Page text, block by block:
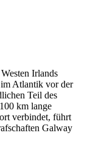
Irlands
Atlantik vor der
Teil des
km lange
verbindet, führt
Galway